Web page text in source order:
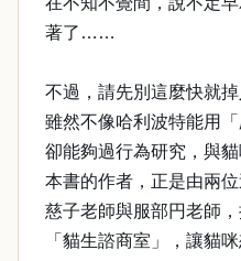
著了……
不過，請先別這麼快就掉
雖然不像哈利波特能用
卻能夠過行為研究，與貓
本書的作者，正是由兩
慈子老師與服部円老師
「貓生諮商室」，讓貓